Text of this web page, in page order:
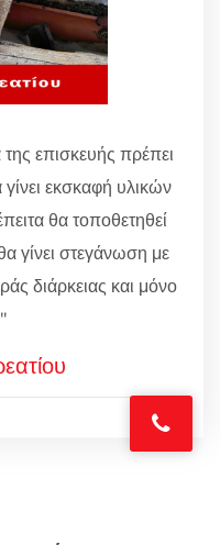
επισκευής πρέπει
εκσκαφή υλικών
θα τοποθετηθεί
γίνει στεγάνωση με
διάρκειας και μόνο